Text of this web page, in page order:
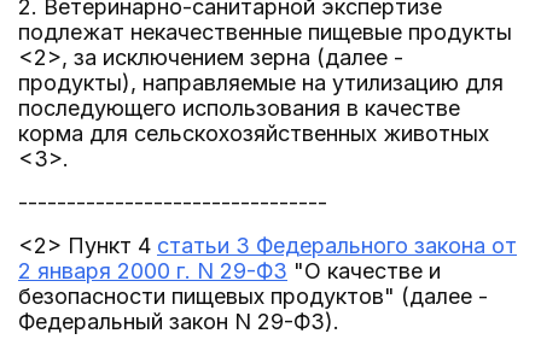
2. Ветеринарно-санитарной экспертизе
подлежат некачественные пищевые продукты
<2>, за исключением зерна (далее -
продукты), направляемые на утилизацию для
последующего использования в качестве
корма для сельскохозяйственных животных
<3>.
--------------------------------
<2> Пункт 4 статьи 3 Федерального закона от
2 января 2000 г. N 29-ФЗ "О качестве и
безопасности пищевых продуктов" (далее -
Федеральный закон N 29-ФЗ).